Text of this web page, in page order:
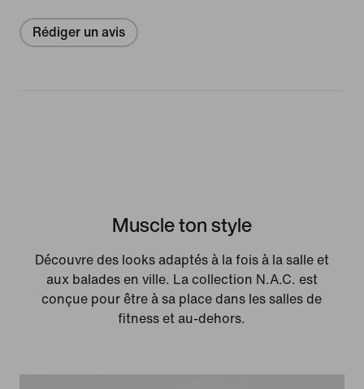
Rédiger un avis
Muscle ton style
Découvre des looks adaptés à la fois à la salle et
aux balades en ville. La collection N.A.C. est
conçue pour être à sa place dans les salles de
fitness et au-dehors.